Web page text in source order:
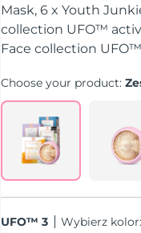
Mask, 6 x Youth
collection UFO™
Face collection
Choose your product:
UFO™ 3 Wybierz kolor: